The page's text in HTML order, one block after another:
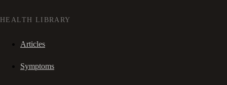
HEALTH LIBRARY
Articles
Symptoms